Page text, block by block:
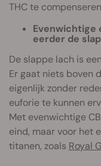
THC te
Evenwichtige
eerder de
De slappe lach is
Er gaat niets boven
eigenlijk zonder
euforie te kunnen
Met evenwichtige
eind, maar voor het
titanen, zoals Royal